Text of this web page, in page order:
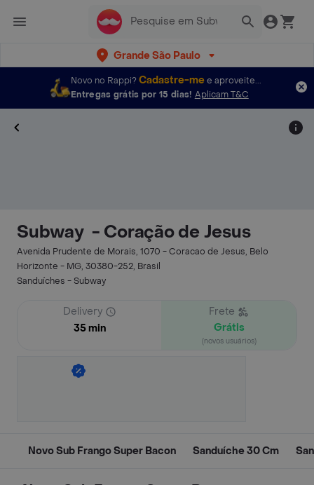
Grande São Paulo
Novo no Rappi? Cadastre-mee aproveite...
Entregas grátis por 15 dias! Aplicam T&C
Subway ㅤ - Coração de Jesus
Avenida Prudente de Morais, 1070 - Coracao de Jesus, Belo
Horizonte - MG, 30380-252, Brasil
Sanduíches - Subway ㅤ
Delivery
35 min
Frete
Grátis
(novos usuários)
Novo Sub Frango Super Bacon Sanduíche 30 Cm